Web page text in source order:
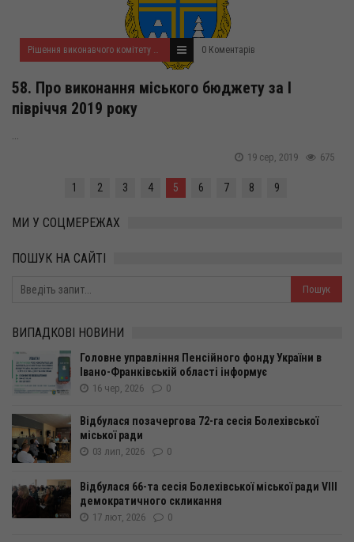
Рішення виконавчого комітету за серпень 2019 року 0 Коментарів
58. Про виконання міського бюджету за І
півріччя 2019 року
675
19 сер, 2019
1 2 3 4 5 6 7 8 9
МИ У СОЦМЕРЕЖАХ
ПОШУК НА САЙТІ
ВИПАДКОВІ НОВИНИ
Головне управління Пенсійного фонду України в
Івано-Франківській області інформує
16 чер, 2026 0
Відбулася позачергова 72-га сесія Болехівської
міської ради
03 лип, 2026 0
Відбулася 66-та сесія Болехівської міської ради VІІІ
демократичного скликання
17 лют, 2026 0